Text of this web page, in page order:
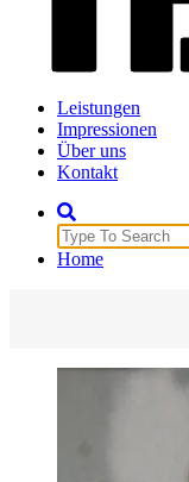
Veranstaltungstechnik
Leistungen
Impressionen
Über uns
Kontakt
Search
for:
Home